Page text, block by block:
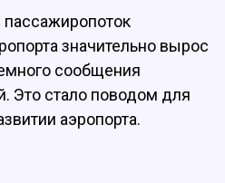
значительно вырос
сообщения
Это стало поводом для
аэропорта.